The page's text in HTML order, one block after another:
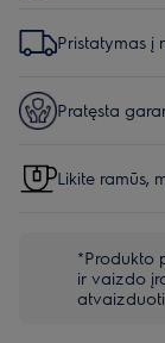
Pristatymas į
Pratęsta
Likite ramūs,
*Produkto
ir vaizdo